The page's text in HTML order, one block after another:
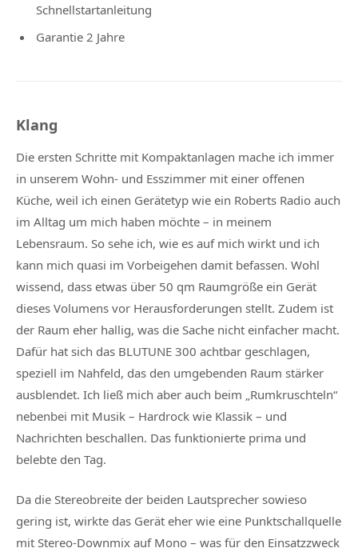
Schnellstartanleitung
Garantie 2 Jahre
Klang
Die ersten Schritte mit Kompaktanlagen mache ich immer
in unserem Wohn- und Esszimmer mit einer offenen
Küche, weil ich einen Gerätetyp wie ein Roberts Radio auch
im Alltag um mich haben möchte – in meinem
Lebensraum. So sehe ich, wie es auf mich wirkt und ich
kann mich quasi im Vorbeigehen damit befassen. Wohl
wissend, dass etwas über 50 qm Raumgröße ein Gerät
dieses Volumens vor Herausforderungen stellt. Zudem ist
der Raum eher hallig, was die Sache nicht einfacher macht.
Dafür hat sich das BLUTUNE 300 achtbar geschlagen,
speziell im Nahfeld, das den umgebenden Raum stärker
ausblendet. Ich ließ mich aber auch beim „Rumkruschteln“
nebenbei mit Musik – Hardrock wie Klassik – und
Nachrichten beschallen. Das funktionierte prima und
belebte den Tag.
Da die Stereobreite der beiden Lautsprecher sowieso
gering ist, wirkte das Gerät eher wie eine Punktschallquelle
mit Stereo-Downmix auf Mono – was für den Einsatzzweck